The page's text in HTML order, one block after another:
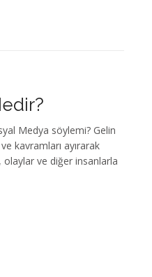
Medya söylemi? Gelin
kavramları ayırarak
olaylar ve diğer insanlarla